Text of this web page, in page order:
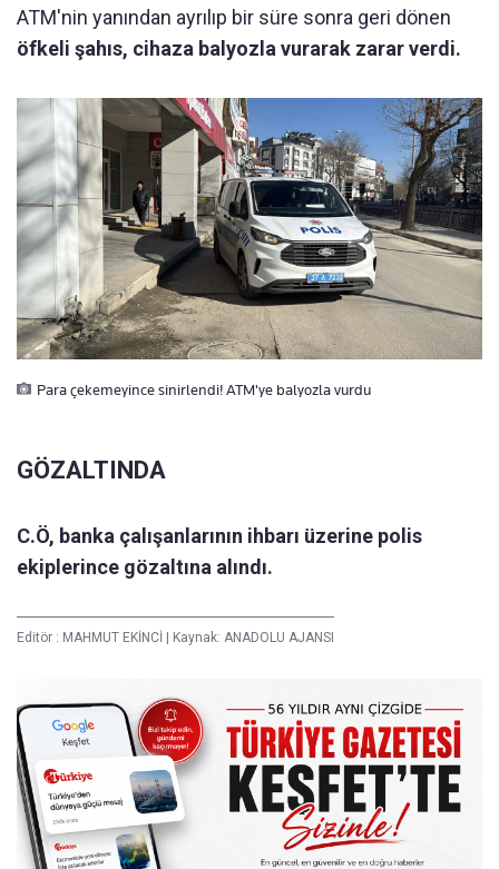
ATM'nin yanından ayrılıp bir süre sonra geri dönen
öfkeli şahıs, cihaza balyozla vurarak zarar verdi.
Para çekemeyince sinirlendi! ATM'ye balyozla vurdu
GÖZALTINDA
C.Ö, banka çalışanlarının ihbarı üzerine polis
ekiplerince gözaltına alındı.
Editör : MAHMUT EKİNCİ Kaynak: ANADOLU AJANSI